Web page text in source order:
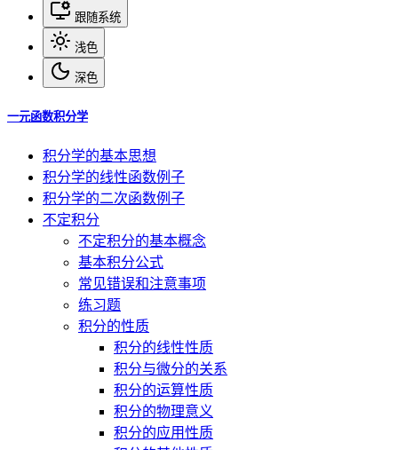
跟随系统
浅色
深色
一元函数积分学
积分学的基本思想
积分学的线性函数例子
积分学的二次函数例子
不定积分
不定积分的基本概念
基本积分公式
常见错误和注意事项
练习题
积分的性质
积分的线性性质
积分与微分的关系
积分的运算性质
积分的物理意义
积分的应用性质